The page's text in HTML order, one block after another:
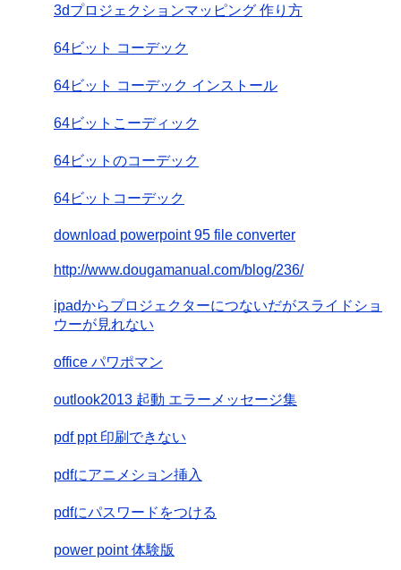
3dプロジェクションマッピング 作り方
64ビット コーデック
64ビット コーデック インストール
64ビットこーディック
64ビットのコーデック
64ビットコーデック
download powerpoint 95 file converter
http://www.dougamanual.com/blog/236/
ipadからプロジェクターにつないだがスライドショ
ウーが見れない
office パワポマン
outlook2013 起動 エラーメッセージ集
pdf ppt 印刷できない
pdfにアニメション挿入
pdfにパスワードをつける
power point 体験版